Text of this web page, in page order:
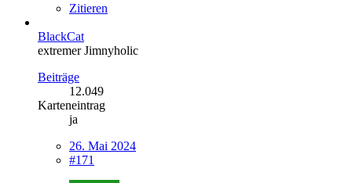
Zitieren
BlackCat
extremer Jimnyholic
Beiträge
12.049
Karteneintrag
ja
26. Mai 2024
#171